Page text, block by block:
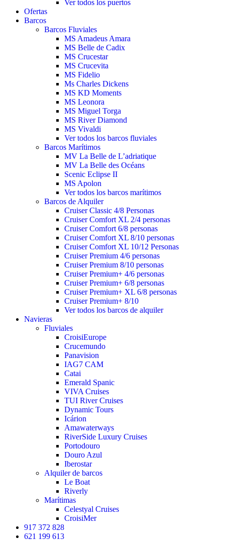
Ver todos los puertos
Ofertas
Barcos
Barcos Fluviales
MS Amadeus Amara
MS Belle de Cadix
MS Crucestar
MS Crucevita
MS Fidelio
Ms Charles Dickens
MS KD Moments
MS Leonora
MS Miguel Torga
MS River Diamond
MS Vivaldi
Ver todos los barcos fluviales
Barcos Marítimos
MV La Belle de L’adriatique
MV La Belle des Océans
Scenic Eclipse II
MS Apolon
Ver todos los barcos marítimos
Barcos de Alquiler
Cruiser Classic 4/8 Personas
Cruiser Comfort XL 2/4 personas
Cruiser Comfort 6/8 personas
Cruiser Comfort XL 8/10 personas
Cruiser Comfort XL 10/12 Personas
Cruiser Premium 4/6 personas
Cruiser Premium 8/10 personas
Cruiser Premium+ 4/6 personas
Cruiser Premium+ 6/8 personas
Cruiser Premium+ XL 6/8 personas
Cruiser Premium+ 8/10
Ver todos los barcos de alquiler
Navieras
Fluviales
CroisiEurope
Crucemundo
Panavision
IAG7 CAM
Catai
Emerald Spanic
VIVA Cruises
TUI River Cruises
Dynamic Tours
Icárion
Amawaterways
RiverSide Luxury Cruises
Portodouro
Douro Azul
Iberostar
Alquiler de barcos
Le Boat
Riverly
Marítimas
Celestyal Cruises
CroisiMer
917 372 828
621 199 613